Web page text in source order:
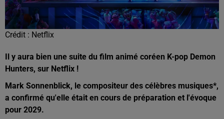
Crédit : Netflix
Il y aura bien une suite du film animé coréen K-pop Demon
Hunters, sur Netflix !
Mark Sonnenblick, le compositeur des célèbres musiques*,
a confirmé qu'elle était en cours de préparation et l'évoque
pour 2029.